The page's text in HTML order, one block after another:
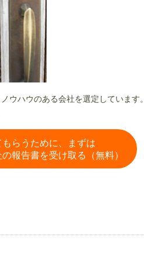
ウハウのある会社を選定しています。
らうために、まずは
報告書を受け取る（無料）